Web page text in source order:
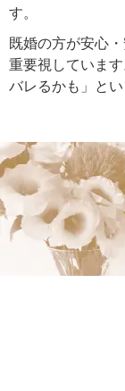
す。
既婚の方が安心
重要視していま
バレるかも」と